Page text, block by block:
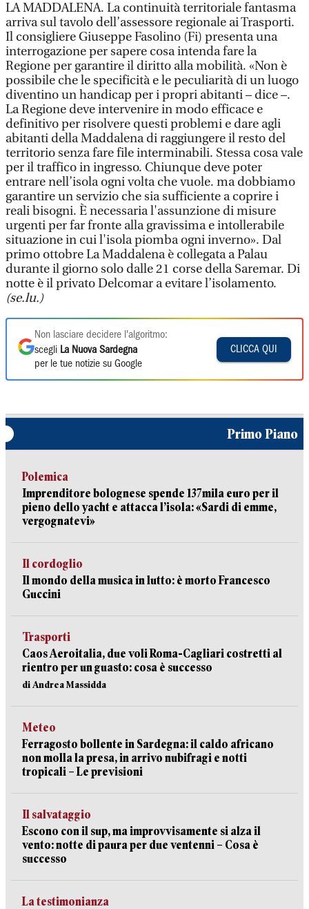
LA MADDALENA. La continuità territoriale fantasma
arriva sul tavolo dell’assessore regionale ai Trasporti.
Il consigliere Giuseppe Fasolino (Fi) presenta una
interrogazione per sapere cosa intenda fare la
Regione per garantire il diritto alla mobilità. «Non è
possibile che le specificità e le peculiarità di un luogo
diventino un handicap per i propri abitanti – dice –.
La Regione deve intervenire in modo efficace e
definitivo per risolvere questi problemi e dare agli
abitanti della Maddalena di raggiungere il resto del
territorio senza fare file interminabili. Stessa cosa vale
per il traffico in ingresso. Chiunque deve poter
entrare nell’isola ogni volta che vuole. ma dobbiamo
garantire un servizio che sia sufficiente a coprire i
reali bisogni. È necessaria l'assunzione di misure
urgenti per far fronte alla gravissima e intollerabile
situazione in cui l'isola piomba ogni inverno». Dal
primo ottobre La Maddalena è collegata a Palau
durante il giorno solo dalle 21 corse della Saremar. Di
notte è il privato Delcomar a evitare l’isolamento.
(se.lu.)
Non lasciare decidere l'algoritmo:
scegli La Nuova Sardegna
per le tue notizie su Google
CLICCA QUI
Primo Piano
Polemica
Imprenditore bolognese spende 137mila euro per il
pieno dello yacht e attacca l’isola: «Sardi di emme,
vergognatevi»
Il cordoglio
Il mondo della musica in lutto: è morto Francesco
Guccini
Trasporti
Caos Aeroitalia, due voli Roma-Cagliari costretti al
rientro per un guasto: cosa è successo
di Andrea Massidda
Meteo
Ferragosto bollente in Sardegna: il caldo africano
non molla la presa, in arrivo nubifragi e notti
tropicali – Le previsioni
Il salvataggio
Escono con il sup, ma improvvisamente si alza il
vento: notte di paura per due ventenni – Cosa è
successo
La testimonianza